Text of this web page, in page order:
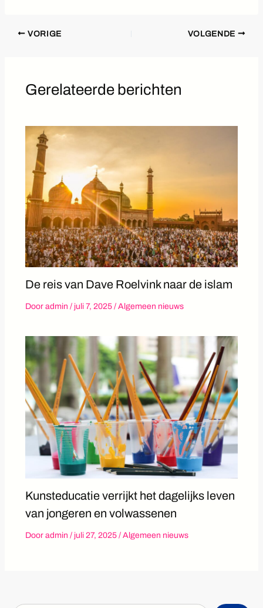
VORIGE VOLGENDE
Gerelateerde berichten
De reis van Dave Roelvink naar de islam
Door admin / juli 7, 2025 / Algemeen nieuws
Kunsteducatie verrijkt het dagelijks leven
van jongeren en volwassenen
Door admin / juli 27, 2025 / Algemeen nieuws